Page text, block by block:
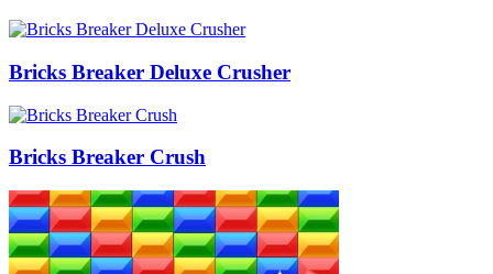
Bricks Breaker Deluxe Crusher
Bricks Breaker Crush